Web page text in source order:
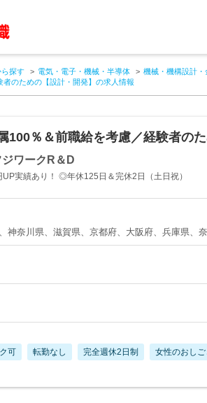
探す 電気・電子・機械・半導体 機械・機構設計
のための【設計・開発】の求人情報
100％＆前職給を考慮／経験者のた
ワークR＆D
実績あり！ ◎年休125日＆完休2日（土日祝）
神奈川県、滋賀県、京都府、大阪府、兵庫県、
可 転勤なし 完全週休2日制 女性のおし